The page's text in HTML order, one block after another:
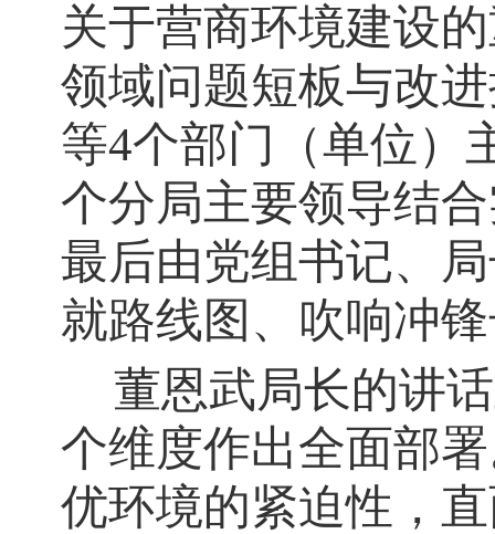
关于营商环境建设
领域问题短板与改
等4个部门（单位）
个分局主要领导结
最后由党组书记、
就路线图、吹响冲
董恩武局长的讲
个维度作出全面部
优环境的紧迫性，